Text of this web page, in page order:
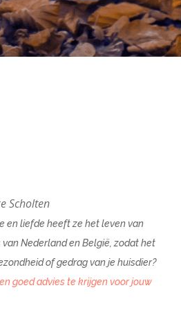
Scholten
en liefde heeft ze het leven van
Nederland en België, zodat het
of gedrag van je huisdier?
goed advies te krijgen voor jouw